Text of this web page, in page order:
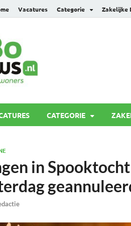
Vacatures Categorie Zakelijke
CATEGORIE
in